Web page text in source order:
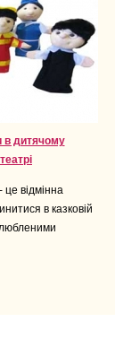
в дитячому
відмінна
в казковій